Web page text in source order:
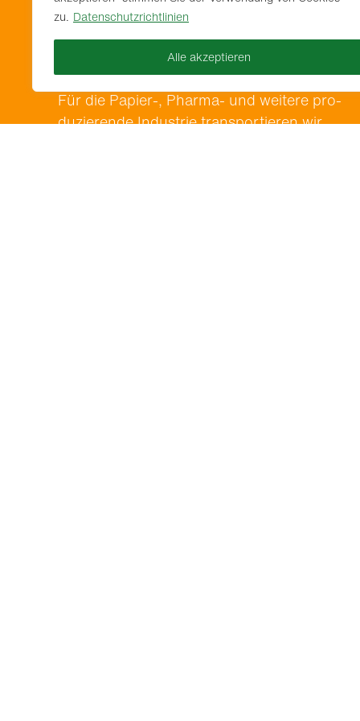
zu. Datenschutzrichtlinien
Alle akzeptieren
Lebens­mit­tel und Fut­ter­mit­telin­dus­trie –
sauber, hygien­isch und zuver­läs­sig.
Weitere Branchen
Für die Papier‑, Phar­ma- und weit­ere pro­
duzierende Indus­trie trans­portieren wir